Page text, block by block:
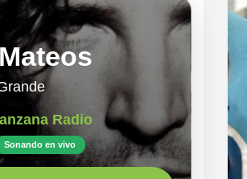
Radio
Sonando en vivo